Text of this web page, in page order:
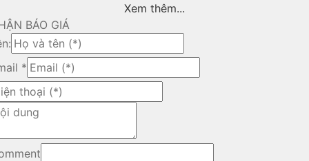
Xem thêm...
BÁO GIÁ
*